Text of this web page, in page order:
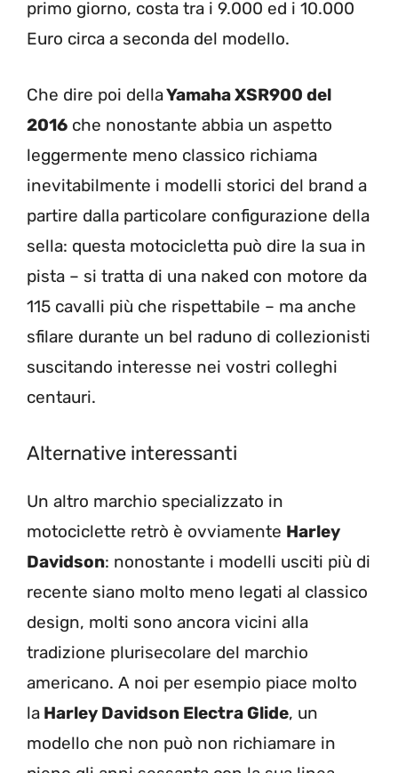
primo giorno, costa tra i 9.000 ed i 10.000
Euro circa a seconda del modello.
Che dire poi dellaYamaha XSR900 del
2016 che nonostante abbia un aspetto
leggermente meno classico richiama
inevitabilmente i modelli storici del brand a
partire dalla particolare configurazione della
sella: questa motocicletta può dire la sua in
pista – si tratta di una naked con motore da
115 cavalli più che rispettabile – ma anche
sfilare durante un bel raduno di collezionisti
suscitando interesse nei vostri colleghi
centauri.
Alternative interessanti
Un altro marchio specializzato in
motociclette retrò è ovviamente Harley
Davidson: nonostante i modelli usciti più di
recente siano molto meno legati al classico
design, molti sono ancora vicini alla
tradizione plurisecolare del marchio
americano. A noi per esempio piace molto
la Harley Davidson Electra Glide, un
modello che non può non richiamare in